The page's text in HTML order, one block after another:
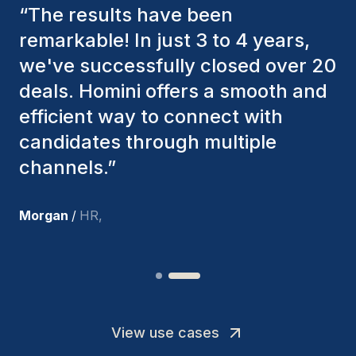
“The Homini consultants have
consistently considered various
factors to ensure they present the
best candidates. The individuals
we've hired are still with us, and
I’m truly pleased with the new
team members.
Joakin / Deputy-AMLCO
View use cases